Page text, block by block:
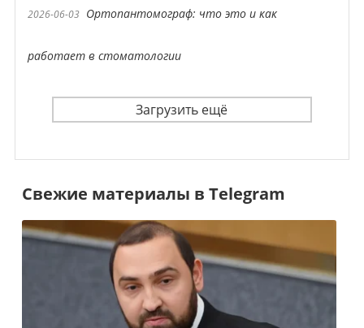
2026-06-03 Ортопантомограф: что это и как
работает в стоматологии
Загрузить ещё
Свежие материалы в Telegram